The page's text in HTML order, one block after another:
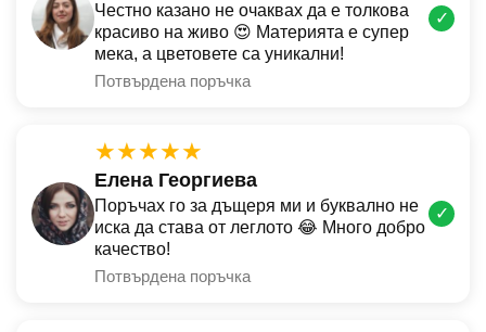
Честно казано не очаквах да е толкова
красиво на живо 😍 Материята е супер
мека, а цветовете са уникални!
Потвърдена поръчка
✓
★★★★★
Елена Георгиева
Поръчах го за дъщеря ми и буквално не
иска да става от леглото 😂 Много добро
качество!
Потвърдена поръчка
✓